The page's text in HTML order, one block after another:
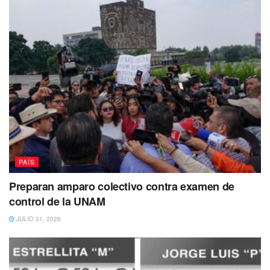
PAÍS
Preparan amparo colectivo contra examen de
control de la UNAM
JULIO 31, 2026